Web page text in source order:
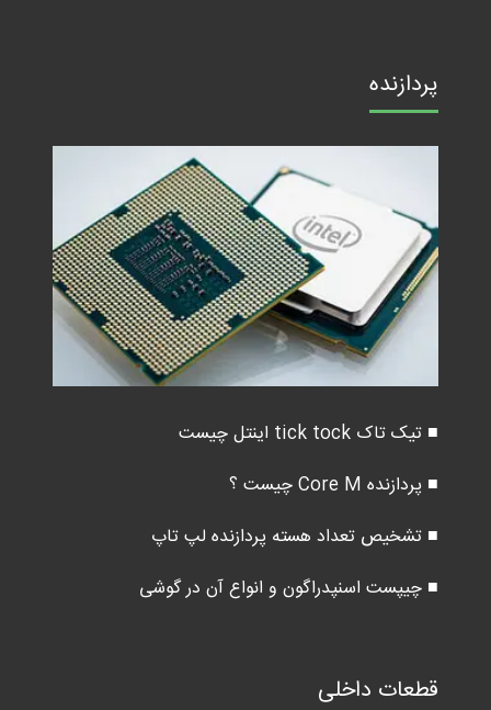
پردازنده
■ تیک تاک tick tock اینتل چیست
■ پردازنده Core M چیست ؟
■ تشخیص تعداد هسته پردازنده لپ تاپ
■ چیپست اسنپدراگون و انواع آن در گوشی
قطعات داخلی